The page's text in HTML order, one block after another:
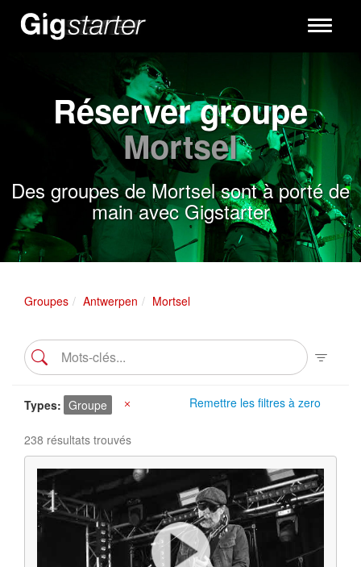
Toggle
Réserver groupe
Mortsel
Des groupes de Mortsel sont à porté de
main avec Gigstarter
Groupes Antwerpen Mortsel
Remettre les filtres à zero
Types Groupe
238 résultats trouvés